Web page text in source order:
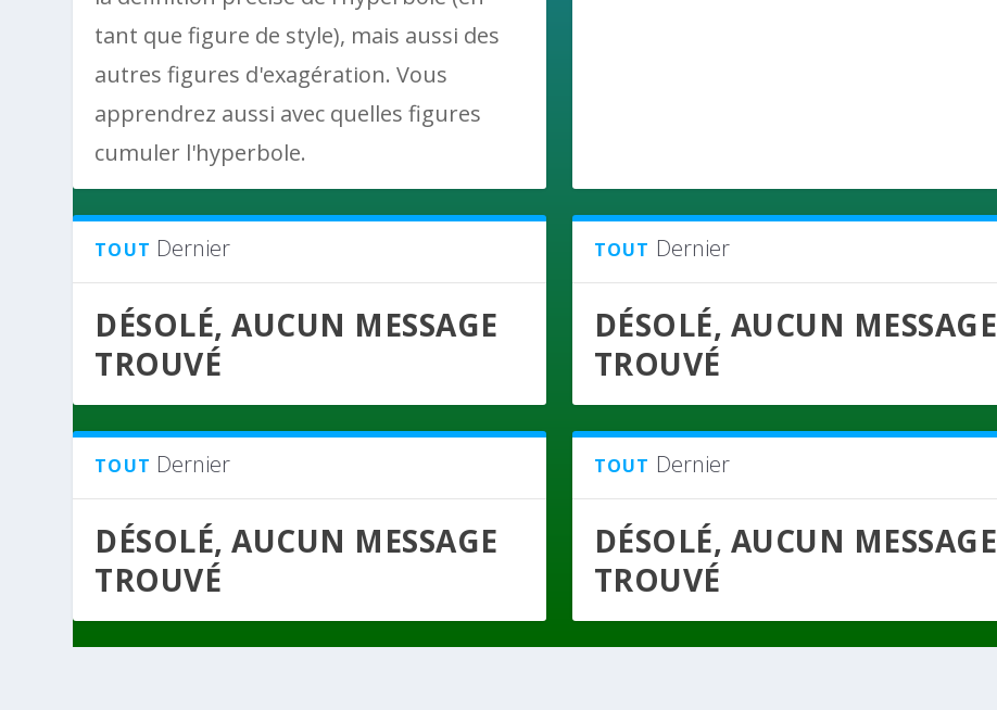
tant que figure de style), mais aussi des
autres figures d'exagération. Vous
apprendrez aussi avec quelles figures
cumuler l'hyperbole.
TOUT Dernier
DÉSOLÉ, AUCUN MESSAGE
TROUVÉ
TOUT Dernier
DÉSOLÉ, AUCUN MESSAGE
TROUVÉ
TOUT Dernier
DÉSOLÉ, AUCUN MESSAGE
TROUVÉ
TOUT Dernier
DÉSOLÉ, AUCUN MESSAGE
TROUVÉ